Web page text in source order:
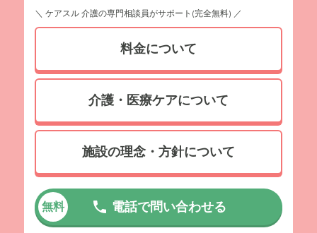
＼ ケアスル 介護の専門相談員がサポート(完全無料) ／
料金について
介護・医療ケアについて
施設の理念・方針について
無料 電話で問い合わせる